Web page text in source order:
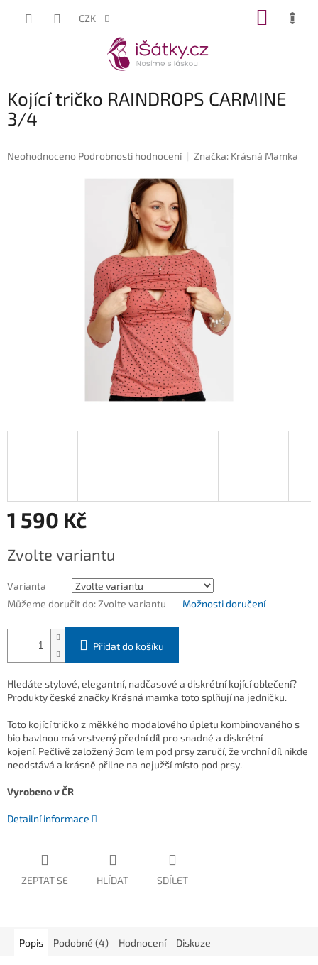
CZK
Kojící tričko RAINDROPS CARMINE
3/4
Průměrné
Neohodnoceno Podrobnosti hodnocení Značka: Krásná Mamka
1 590 Kč
cena:
Zvolte variantu
Varianta
Můžeme doručit do: Zvolte variantu Možnosti doručení
Přidat do košíku
Hledáte stylové, elegantní, nadčasové a diskrétní kojící oblečení?
Produkty české značky Krásná mamka toto splňují na jedničku.
Toto kojící tričko z měkkého modalového úpletu kombinovaného s
bio bavlnou má vrstvený přední díl pro snadné a diskrétní
kojení. Pečlivě založený 3cm lem pod prsy zaručí, že vrchní díl nikde
neodstává a krásně přilne na nejužší místo pod prsy.
Vyrobeno v ČR
Detailní informace
ZEPTAT SE HLÍDAT SDÍLET
Popis Podobné (4) Hodnocení Diskuze